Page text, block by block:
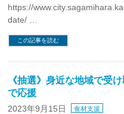
https://
date/ …
この記事を読む
《抽選》身近な地域で受
で応援
2023年9月15日 食材支援